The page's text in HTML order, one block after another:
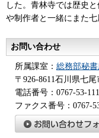
した。青林寺では歴史
や制作者と一緒にまた七
お問い合わせ
所属課室： 総務部秘
〒926-8611石川県七
電話番号：0767-53-
ファクス番号：0767-